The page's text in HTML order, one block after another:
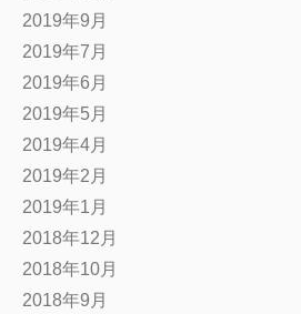
2019年9月
2019年7月
2019年6月
2019年5月
2019年4月
2019年2月
2019年1月
2018年12月
2018年10月
2018年9月